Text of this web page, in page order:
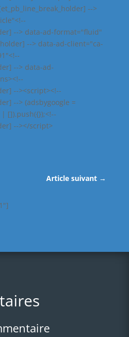
-->
--> data-ad-format="fluid"
--> data-ad-client="ca-
--> data-ad-
--><script><!--
--> (adsbygoogle =
[]).push({});<!--
--></script>
Article suivant →